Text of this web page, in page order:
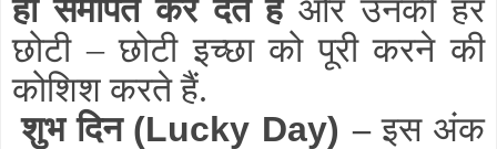
ही समर्पित कर देते हैंऔर उनकी हर
छोटी – छोटी इच्छा को पूरी करने की
कोशिश करते हैं.
शुभ दिन (Lucky Day) –इस अंक